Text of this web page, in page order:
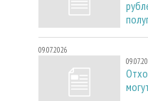
09.07.2026